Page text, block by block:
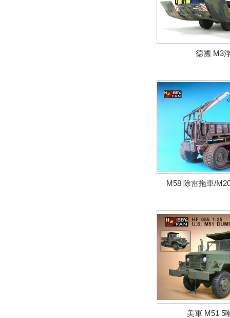
德國 M3
M58 除雷拖車/
美軍 M51 5